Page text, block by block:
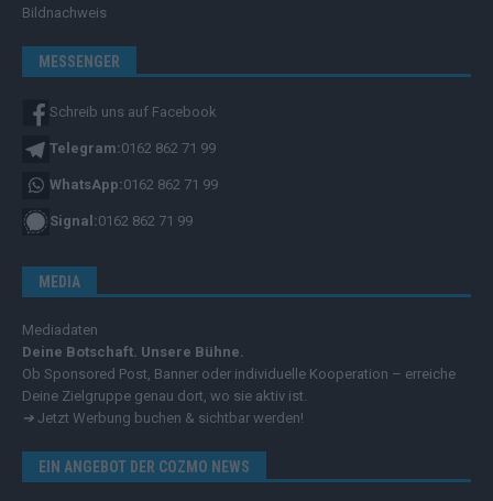
Bildnachweis
MESSENGER
Schreib uns auf Facebook
Telegram:0162 862 71 99
WhatsApp:0162 862 71 99
Signal:0162 862 71 99
MEDIA
Mediadaten
Deine Botschaft. Unsere Bühne.
Ob Sponsored Post, Banner oder individuelle Kooperation – erreiche
Deine Zielgruppe genau dort, wo sie aktiv ist.
➔ Jetzt Werbung buchen & sichtbar werden!
EIN ANGEBOT DER COZMO NEWS